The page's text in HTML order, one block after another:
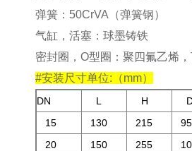
弹簧：50CrVA（弹簧钢）
气缸，活塞：球墨铸铁
密封圈，O型圈：聚四氟乙烯
#安装尺寸单位:（mm）
DN L H
15
130 215 95
20
150 255